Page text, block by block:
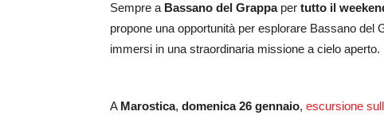
Sempre a Bassano del Grappaper tutto il
propone una opportunità per esplorare Bassano del
immersi in una straordinaria missione a cielo aperto.
A Marostica, domenica 26 gennaio, escursione